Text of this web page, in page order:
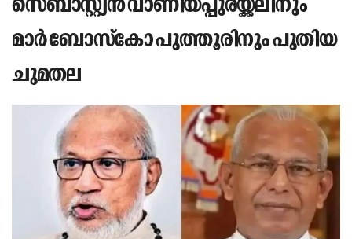
സെബാസ്റ്റ്യന്‍ വാണിയപ്പുരയ്ക്കലിനും
മാര്‍ ബോസ്‌കോ പുത്തൂരിനും പുതിയ
ചുമതല